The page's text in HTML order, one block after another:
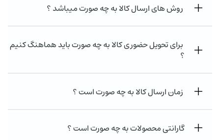
روش های ارسال کالا به چه صورت میباشد ؟
برای تحویل حضوری کالا به چه صورت باید هماهنگ کنیم
؟
زمان ارسال کالا به چه صورت است ؟
گارانتی محصولات به چه صورت است ؟